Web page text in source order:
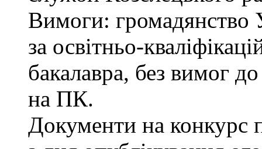
Вимоги: громадянство
за освітньо-
бакалавра, без вимог
на ПК.
Документи на конкурс